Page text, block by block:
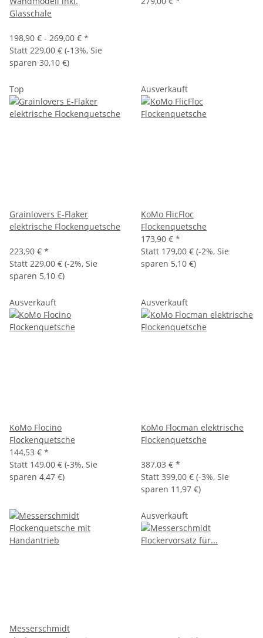
Glasschale
198,90 € - 269,00 € *
Statt 229,00 € (-13%, Sie
sparen 30,10 €)
Top
Grainlovers E-Flaker
elektrische Flockenquetsche
223,90 € *
Statt 229,00 € (-2%, Sie
sparen 5,10 €)
Ausverkauft
KoMo FlicFloc
Flockenquetsche
173,90 € *
Statt 179,00 € (-2%, Sie
sparen 5,10 €)
Ausverkauft
KoMo Flocino
Flockenquetsche
144,53 € *
Statt 149,00 € (-3%, Sie
sparen 4,47 €)
Ausverkauft
KoMo Flocman elektrische
Flockenquetsche
387,03 € *
Statt 399,00 € (-3%, Sie
sparen 11,97 €)
Messerschmidt
Ausverkauft